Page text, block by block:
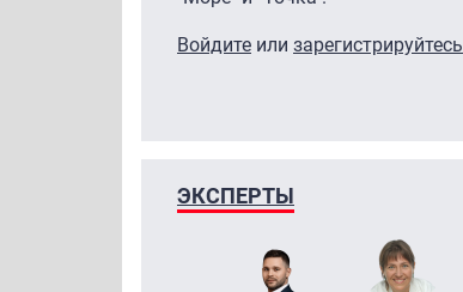
Войдите или зарегистрируйтесь
ЭКСПЕРТЫ